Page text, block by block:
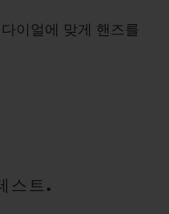
이얼에 맞게 핸즈를
스트.